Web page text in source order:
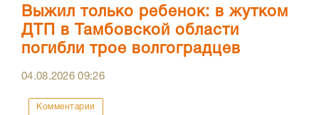
Выжил только ребенок: в жутком
ДТП в Тамбовской области
погибли трое волгоградцев
04.08.202609:26
Комментарии